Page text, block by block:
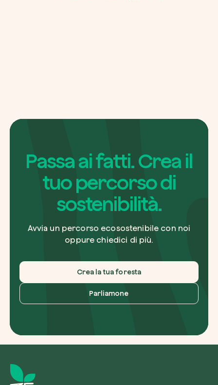
Passa ai fatti. Crea il
tuo percorso di
sostenibilità.
Avvia un percorso ecosostenibile con noi
oppure chiedici di più.
Crea la tua foresta
Parliamone